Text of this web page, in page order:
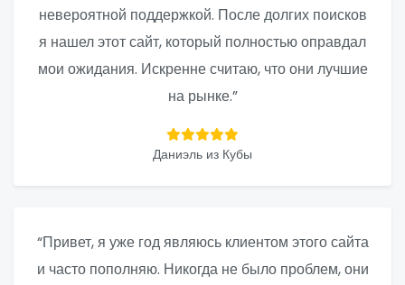
невероятной поддержкой. После долгих поисков
я нашел этот сайт, который полностью оправдал
мои ожидания. Искренне считаю, что они лучшие
на рынке.”
Даниэль из Кубы
“Привет, я уже год являюсь клиентом этого сайта
и часто пополняю. Никогда не было проблем, они